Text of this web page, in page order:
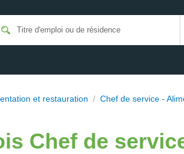
et restauration / Chef de service -
Chef de